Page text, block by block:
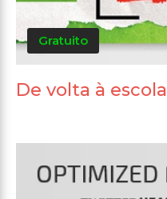
Gratuito
De volta à escola